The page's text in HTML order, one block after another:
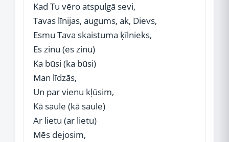
Kad Tu vēro atspulgā sevi,
Tavas līnijas, augums, ak, Dievs,
Esmu Tava skaistuma ķīlnieks,
Es zinu (es zinu)
Ka būsi (ka būsi)
Man līdzās,
Un par vienu kļūsim,
Kā saule (kā saule)
Ar lietu (ar lietu)
Mēs dejosim,